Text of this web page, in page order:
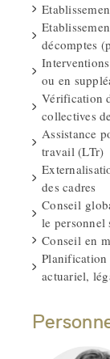
décomptes
ou en
Vérification
collectives
Assistance
travail (LTr)
des cadres
Conseil
le personnel
Conseil en
actuariel,